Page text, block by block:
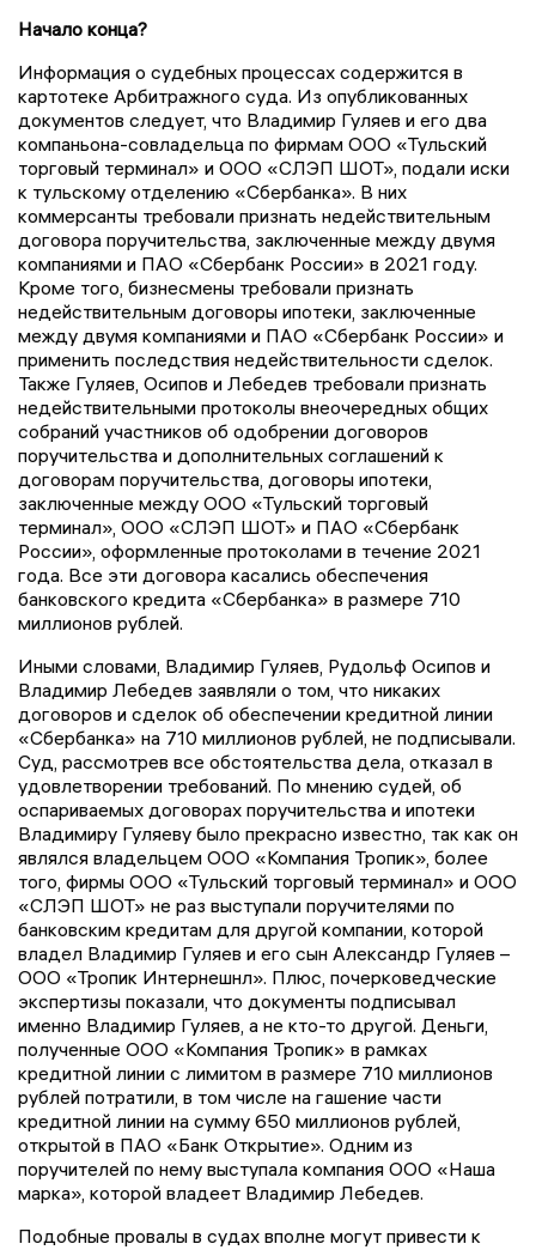
Начало конца?
Информация о судебных процессах содержится в
картотеке Арбитражного суда. Из опубликованных
документов следует, что Владимир Гуляев и его два
компаньона-совладельца по фирмам ООО «Тульский
торговый терминал» и ООО «СЛЭП ШОТ», подали иски
к тульскому отделению «Сбербанка». В них
коммерсанты требовали признать недействительным
договора поручительства, заключенные между двумя
компаниями и ПАО «Сбербанк России» в 2021 году.
Кроме того, бизнесмены требовали признать
недействительным договоры ипотеки, заключенные
между двумя компаниями и ПАО «Сбербанк России» и
применить последствия недействительности сделок.
Также Гуляев, Осипов и Лебедев требовали признать
недействительными протоколы внеочередных общих
собраний участников об одобрении договоров
поручительства и дополнительных соглашений к
договорам поручительства, договоры ипотеки,
заключенные между ООО «Тульский торговый
терминал», ООО «СЛЭП ШОТ» и ПАО «Сбербанк
России», оформленные протоколами в течение 2021
года. Все эти договора касались обеспечения
банковского кредита «Сбербанка» в размере 710
миллионов рублей.
Иными словами, Владимир Гуляев, Рудольф Осипов и
Владимир Лебедев заявляли о том, что никаких
договоров и сделок об обеспечении кредитной линии
«Сбербанка» на 710 миллионов рублей, не подписывали.
Суд, рассмотрев все обстоятельства дела, отказал в
удовлетворении требований. По мнению судей, об
оспариваемых договорах поручительства и ипотеки
Владимиру Гуляеву было прекрасно известно, так как он
являлся владельцем ООО «Компания Тропик», более
того, фирмы ООО «Тульский торговый терминал» и ООО
«СЛЭП ШОТ» не раз выступали поручителями по
банковским кредитам для другой компании, которой
владел Владимир Гуляев и его сын Александр Гуляев –
ООО «Тропик Интернешнл». Плюс, почерковедческие
экспертизы показали, что документы подписывал
именно Владимир Гуляев, а не кто-то другой. Деньги,
полученные ООО «Компания Тропик» в рамках
кредитной линии с лимитом в размере 710 миллионов
рублей потратили, в том числе на гашение части
кредитной линии на сумму 650 миллионов рублей,
открытой в ПАО «Банк Открытие». Одним из
поручителей по нему выступала компания ООО «Наша
марка», которой владеет Владимир Лебедев.
Подобные провалы в судах вполне могут привести к